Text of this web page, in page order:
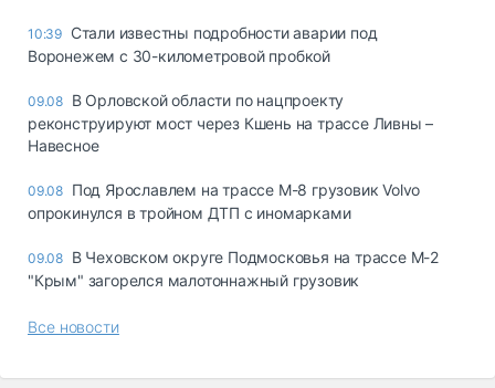
10:39 Стали известны подробности аварии под
Воронежем с 30-километровой пробкой
09.08 В Орловской области по нацпроекту
реконструируют мост через Кшень на трассе Ливны –
Навесное
09.08 Под Ярославлем на трассе М-8 грузовик Volvo
опрокинулся в тройном ДТП с иномарками
09.08 В Чеховском округе Подмосковья на трассе М-2
"Крым" загорелся малотоннажный грузовик
Все новости